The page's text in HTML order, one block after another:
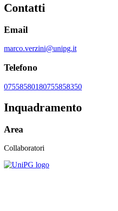
Contatti
Email
marco.verzini@unipg.it
Telefono
07558580180755858350
Inquadramento
Area
Collaboratori